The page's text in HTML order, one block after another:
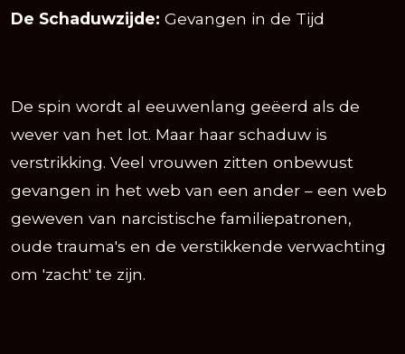
De Schaduwzijde: Gevangen in de Tijd
De spin wordt al eeuwenlang geëerd als de
wever van het lot. Maar haar schaduw is
verstrikking. Veel vrouwen zitten onbewust
gevangen in het web van een ander – een web
geweven van narcistische familiepatronen,
oude trauma's en de verstikkende verwachting
om 'zacht' te zijn.